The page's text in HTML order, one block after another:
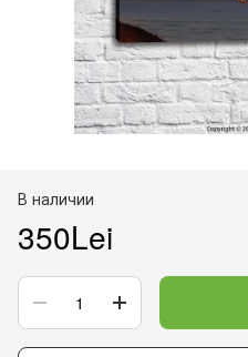
В наличии
350Lei